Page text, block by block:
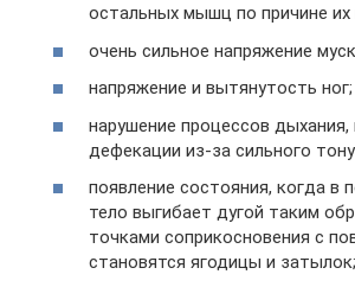
остальных мышц по причине их
очень сильное напряжение
напряжение и вытянутость ног;
нарушение процессов дыхания,
дефекации из-за сильного
появление состояния, когда в
тело выгибает дугой таким
точками соприкосновения с
становятся ягодицы и затылок;